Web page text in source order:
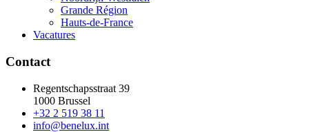
Grande Région
Hauts-de-France
Vacatures
Contact
Regentschapsstraat 39
1000 Brussel
+32 2 519 38 11
info@benelux.int